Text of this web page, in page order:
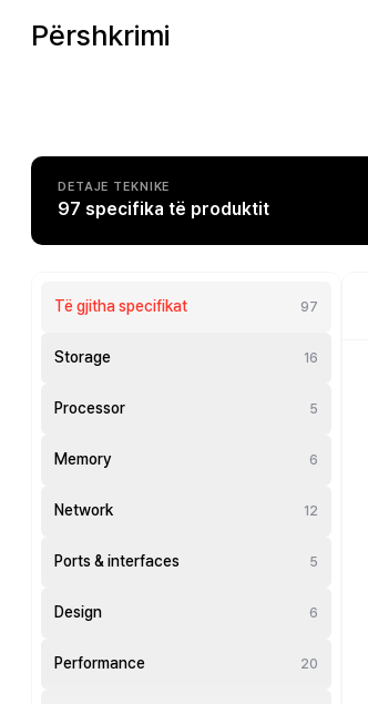
Përshkrimi
DETAJE TEKNIKE
97 specifika të produktit
Të gjitha specifikat 97
Storage 16
Processor 5
Memory 6
Network 12
Ports & interfaces 5
Design 6
Performance 20